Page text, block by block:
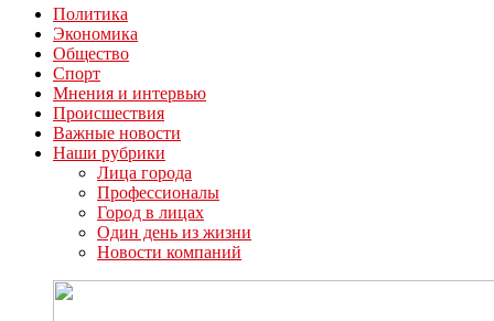
Политика
Экономика
Общество
Спорт
Мнения и интервью
Происшествия
Важные новости
Наши рубрики
Лица города
Профессионалы
Город в лицах
Один день из жизни
Новости компаний